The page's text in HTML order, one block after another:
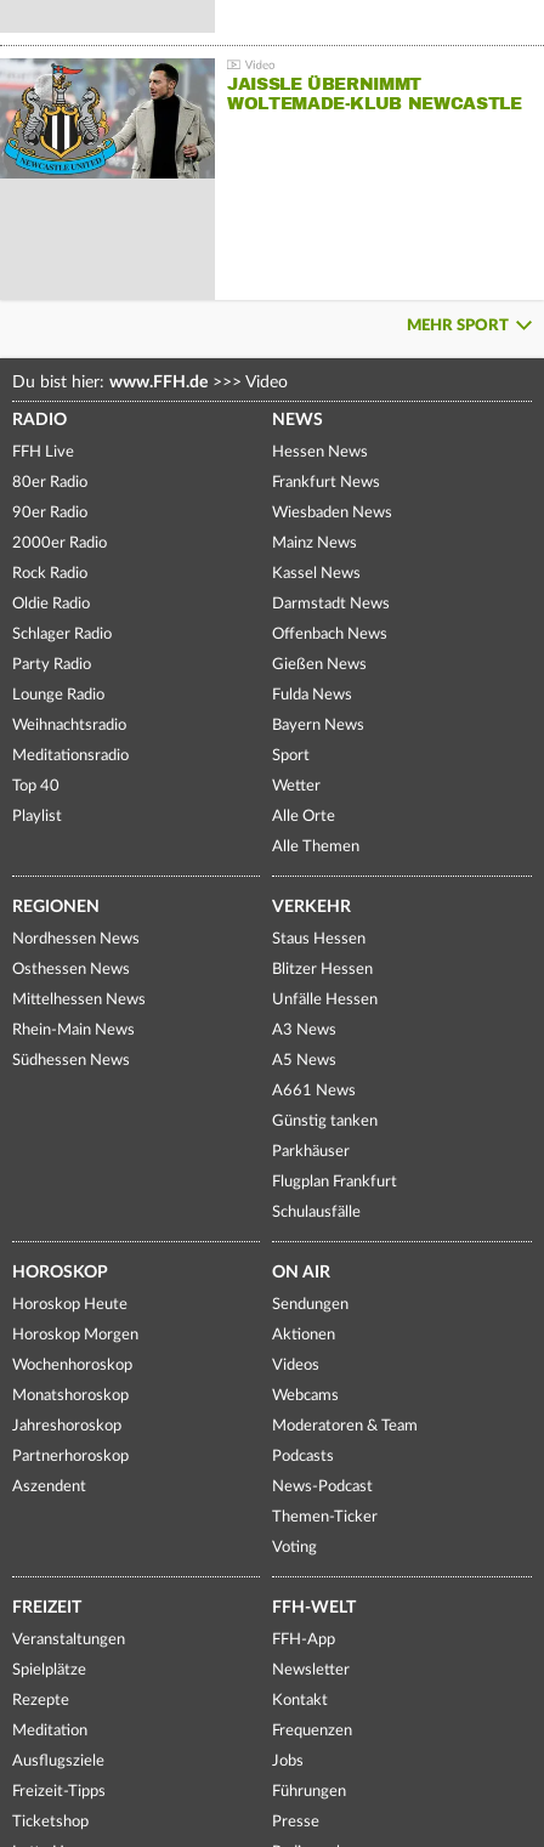
JAISSLE ÜBERNIMMT
WOLTEMADE-KLUB NEWCASTLE
MEHR SPORT
Du bist hier: www.FFH.de >>> Video
RADIO
FFH Live
80er Radio
90er Radio
2000er Radio
Rock Radio
Oldie Radio
Schlager Radio
Party Radio
Lounge Radio
Weihnachtsradio
Meditationsradio
Top 40
Playlist
NEWS
Hessen News
Frankfurt News
Wiesbaden News
Mainz News
Kassel News
Darmstadt News
Offenbach News
Gießen News
Fulda News
Bayern News
Sport
Wetter
Alle Orte
Alle Themen
REGIONEN
Nordhessen News
Osthessen News
Mittelhessen News
Rhein-Main News
Südhessen News
VERKEHR
Staus Hessen
Blitzer Hessen
Unfälle Hessen
A3 News
A5 News
A661 News
Günstig tanken
Parkhäuser
Flugplan Frankfurt
Schulausfälle
HOROSKOP
Horoskop Heute
Horoskop Morgen
Wochenhoroskop
Monatshoroskop
Jahreshoroskop
Partnerhoroskop
Aszendent
ON AIR
Sendungen
Aktionen
Videos
Webcams
Moderatoren & Team
Podcasts
News-Podcast
Themen-Ticker
Voting
FREIZEIT
Veranstaltungen
Spielplätze
Rezepte
Meditation
Ausflugsziele
Freizeit-Tipps
Ticketshop
FFH-WELT
FFH-App
Newsletter
Kontakt
Frequenzen
Jobs
Führungen
Presse